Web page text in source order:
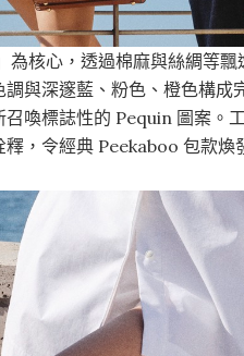
核心，透過棉麻與絲綢等
調與深邃藍、粉色、橙色構
召喚標誌性的 Pequin 圖案
，令經典 Peekaboo 包款煥